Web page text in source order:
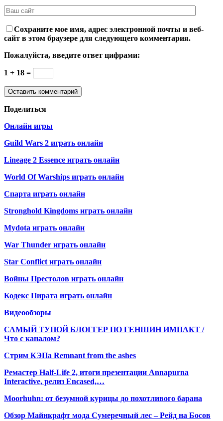
Сохраните мое имя, адрес электронной почты и веб-
сайт в этом браузере для следующего комментария.
Пожалуйста, введите ответ цифрами:
1 + 18 =
Поделиться
Онлайн игры
Guild Wars 2 играть онлайн
Lineage 2 Essence играть онлайн
World Of Warships играть онлайн
Спарта играть онлайн
Stronghold Kingdoms играть онлайн
Mydota играть онлайн
War Thunder играть онлайн
Star Conflict играть онлайн
Войны Престолов играть онлайн
Кодекс Пирата играть онлайн
Видеообзоры
САМЫЙ ТУПОЙ БЛОГГЕР ПО ГЕНШИН ИМПАКТ /
Что с каналом?
Стрим КЭПа Remnant from the ashes
Ремастер Half-Life 2, итоги презентации Annapurna
Interactive, релиз Encased,…
Moorhuhn: от безумной курицы до похотливого барана
Обзор Майнкрафт мода Сумеречный лес – Рейд на Босов